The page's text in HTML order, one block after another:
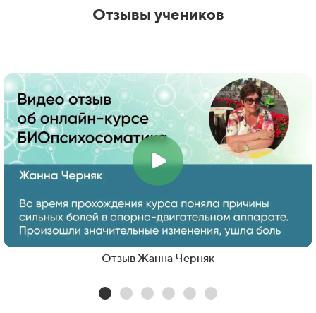
Отзывы учеников
Отзыв Жанна Черняк